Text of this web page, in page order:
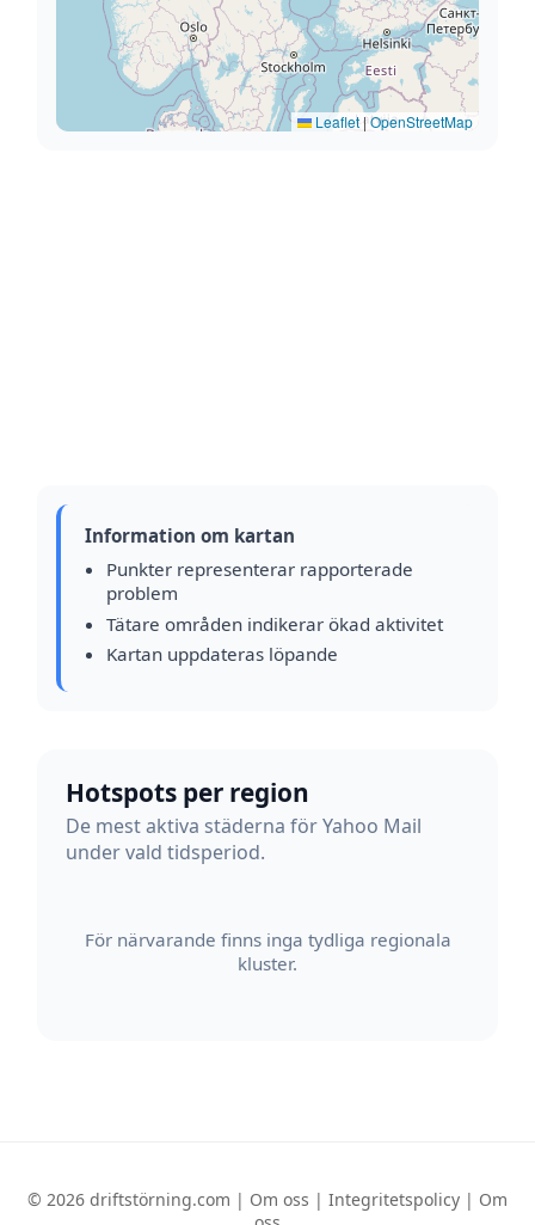
Leaflet|OpenStreetMap
Information om kartan
Punkter representerar rapporterade
problem
Tätare områden indikerar ökad aktivitet
Kartan uppdateras löpande
Hotspots per region
De mest aktiva städerna för Yahoo Mail
under vald tidsperiod.
För närvarande finns inga tydliga regionala
kluster.
© 2026 driftstörning.com | Om oss | Integritetspolicy | Om